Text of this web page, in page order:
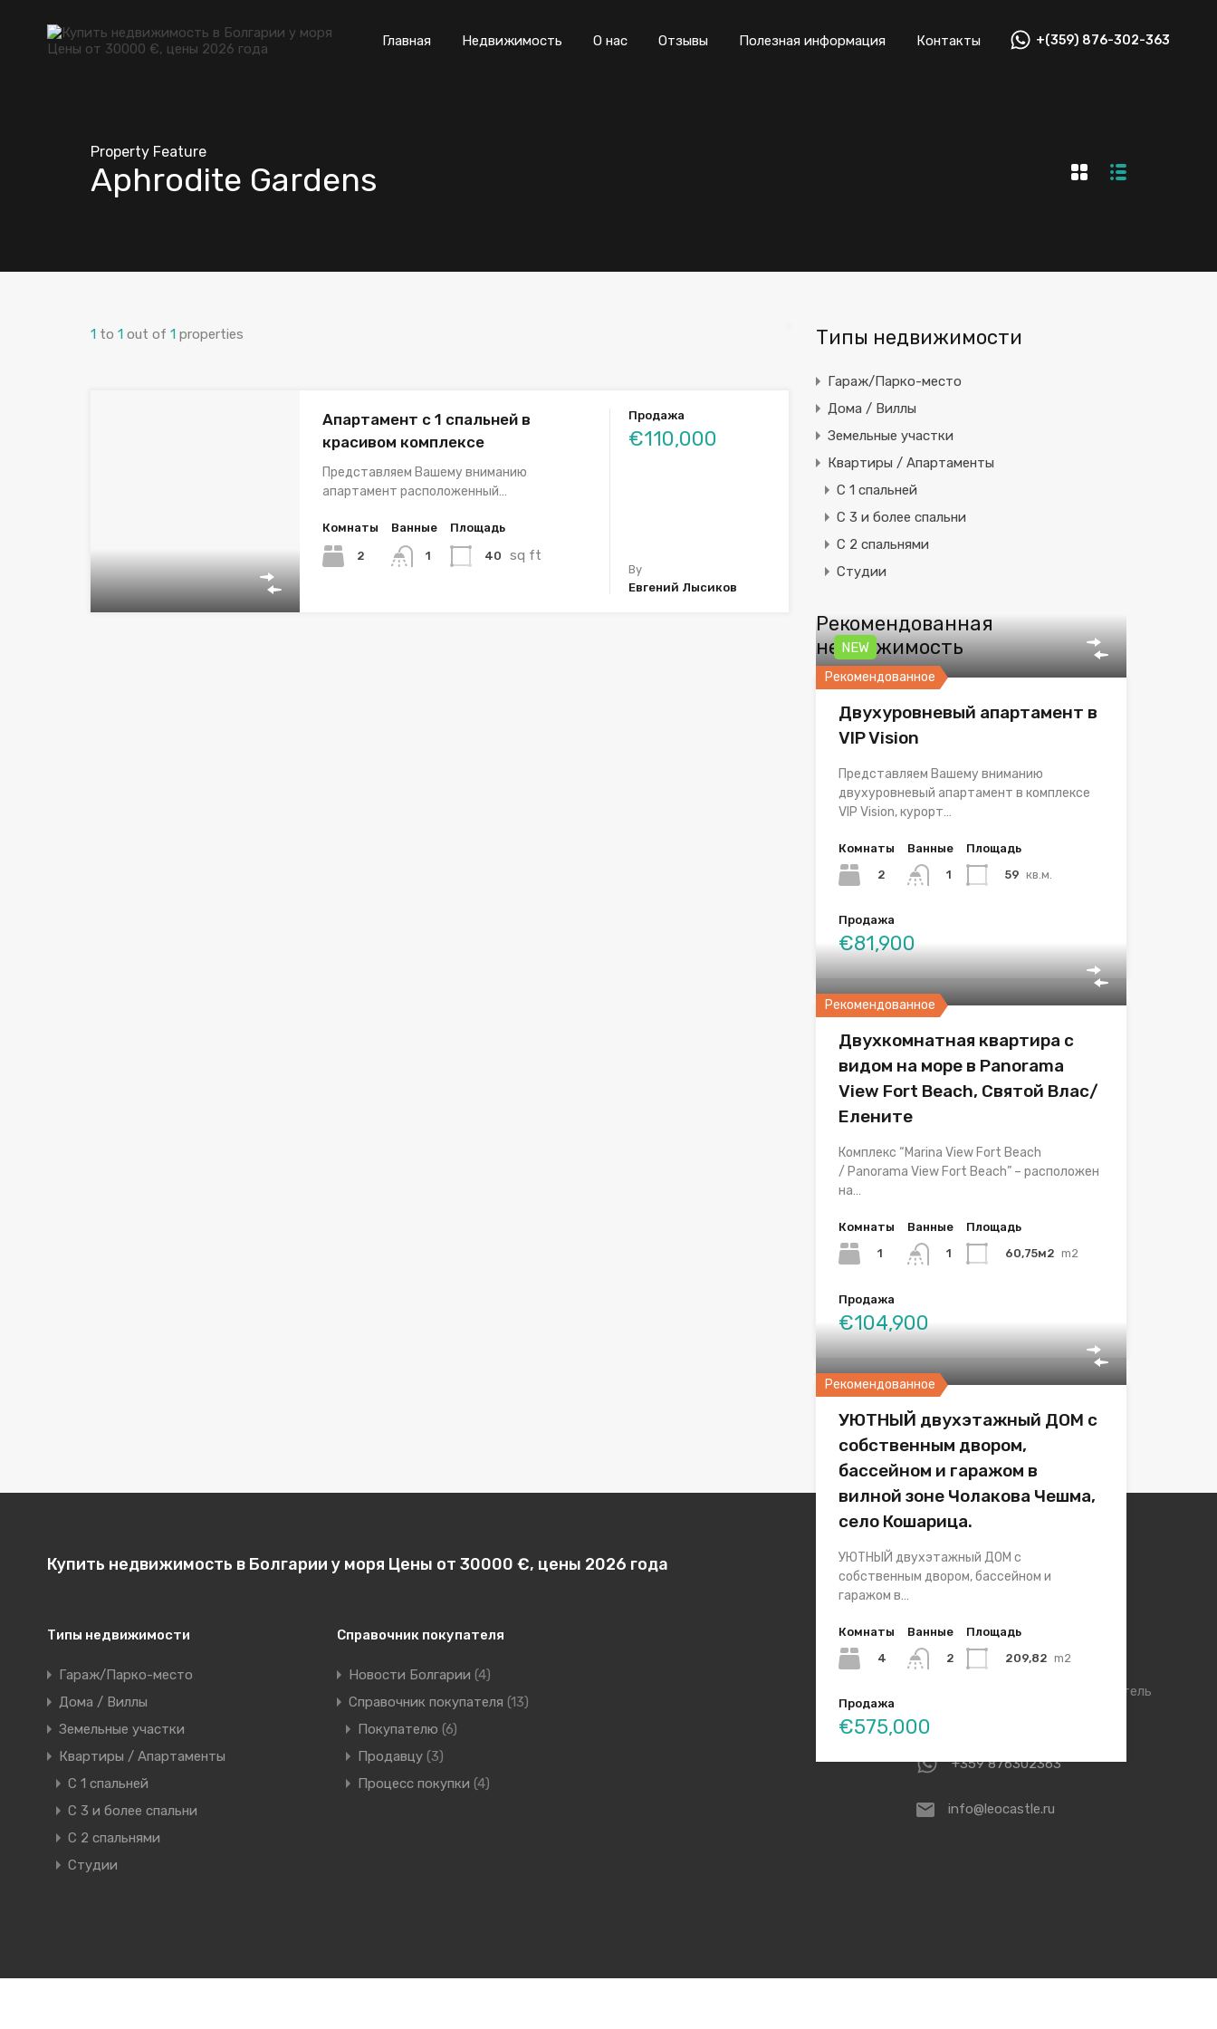
Главная Недвижимость О нас Отзывы Полезная информация Контакты +(359) 876-302-363
Property Feature
Aphrodite Gardens
1 to 1 out of 1 properties
Апартамент с 1 спальней в
красивом комплексе
Представляем Вашему вниманию
апартамент расположенный…
Комнаты
2
Ванные
1
Площадь
40 sq ft
Продажа
€110,000
By
Евгений Лысиков
Типы недвижимости
Гараж/Парко-место
Дома / Виллы
Земельные участки
Квартиры / Апартаменты
C 1 спальней
C 3 и более спальни
С 2 спальнями
Студии
Рекомендованная
недвижимость
Рекомендованное
NEW
Двухуровневый апартамент в
VIP Vision
Представляем Вашему вниманию
двухуровневый апартамент в комплексе
VIP Vision, курорт…
Комнаты
2
Ванные
1
Площадь
59 кв.м.
Продажа
€81,900
Рекомендованное
Двухкомнатная квартира с
видом на море в Panorama
View Fort Beach, Святой Влас/
Елените
Комплекс “Marina View Fort Beach
/ Panorama View Fort Beach” – расположен
на…
Комнаты
1
Ванные
1
Площадь
60,75м2 m2
Продажа
€104,900
Рекомендованное
УЮТНЫЙ двухэтажный ДОМ с
собственным двором,
бассейном и гаражом в
вилной зоне Чолакова Чешма,
село Кошарица.
УЮТНЫЙ двухэтажный ДОМ с
собственным двором, бассейном и
гаражом в…
Комнаты
4
Ванные
2
Площадь
209,82 m2
Продажа
€575,000
Купить недвижимость в Болгарии у моря Цены от 30000 €, цены 2026 года
Типы недвижимости
Гараж/Парко-место
Дома / Виллы
Земельные участки
Квартиры / Апартаменты
C 1 спальней
C 3 и более спальни
С 2 спальнями
Студии
Справочник покупателя
Новости Болгарии (4)
Справочник покупателя (13)
Покупателю (6)
Продавцу (3)
Процесс покупки (4)
Агентство недвижимости Leo
Castle
Болгария, г.Святой Влас, отель
+359 876302363
info@leocastle.ru